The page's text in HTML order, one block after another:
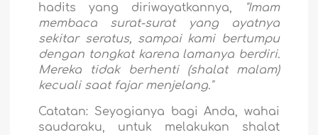
hadits yang diriwayatkannya,
"Imam
membaca surat-surat yang ayatnya
sekitar seratus, sampai kami bertumpu
dengan tongkat karena lamanya berdiri.
Mereka tidak berhenti (shalat malam)
kecuali saat fajar menjelang."
Catatan: Seyogianya bagi Anda, wahai
saudaraku, untuk melakukan shalat